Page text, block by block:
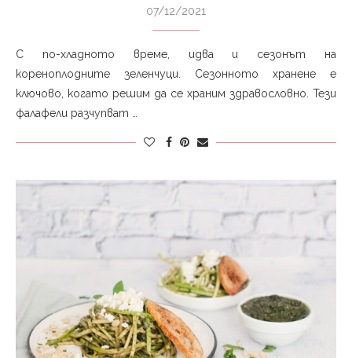
07/12/2021
С по-хладното време, идва и сезонът на
кореноплодните зеленчуци. Сезонното хранене е
ключово, когато решим да се храним здравословно. Тези
фалафели разчупват …